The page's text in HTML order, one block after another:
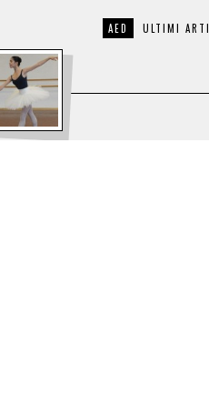
AED ULTIMI